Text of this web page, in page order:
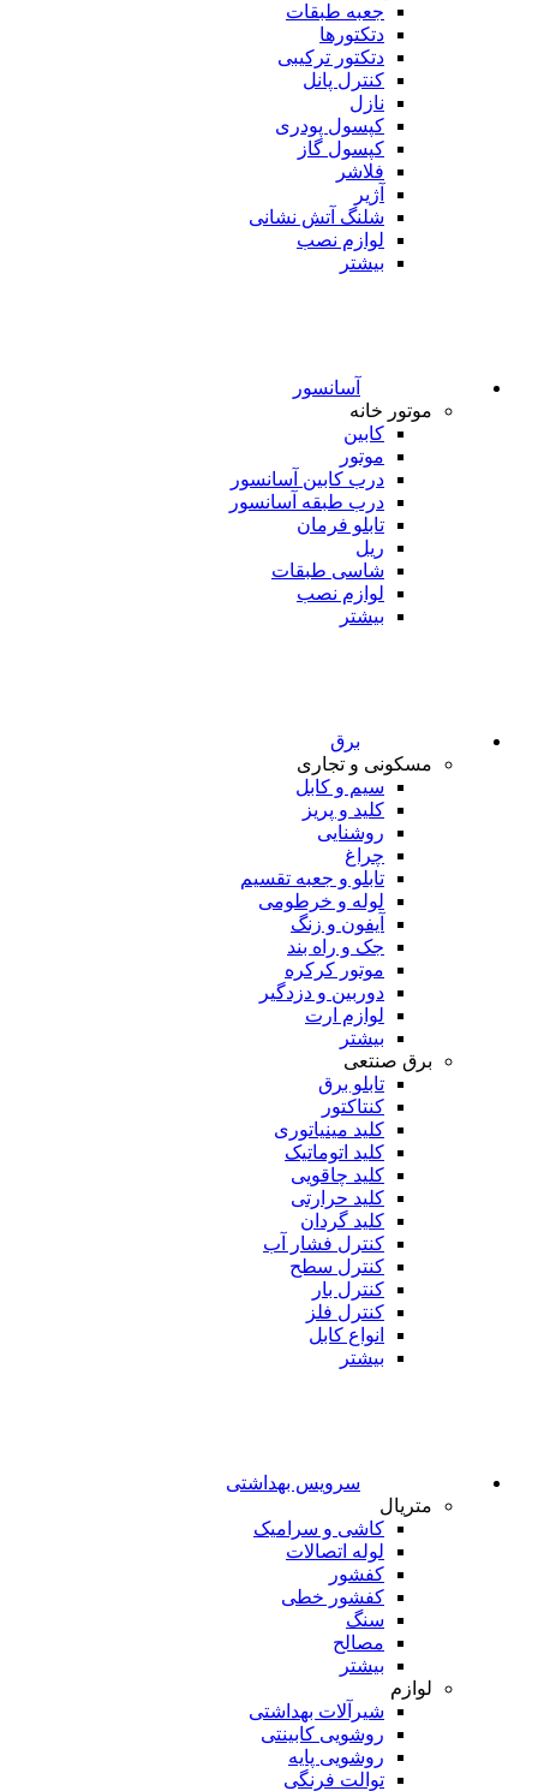
جعبه طبقات
دتکتورها
دتکتور ترکیبی
کنترل پانل
نازل
کپسول پودری
کپسول گاز
فلاشر
آژیر
شلنگ آتش نشانی
لوازم نصب
بیشتر
آسانسور
موتور خانه
کابین
موتور
درب کابین آسانسور
درب طبقه آسانسور
تابلو فرمان
ریل
شاسی طبقات
لوازم نصب
بیشتر
برق
مسکونی و تجاری
سیم و کابل
کلید و پریز
روشنایی
چراغ
تابلو و جعبه تقسیم
لوله و خرطومی
آیفون و زنگ
جک و راه بند
موتور کرکره
دوربین و دزدگیر
لوازم ارت
بیشتر
برق صنتعی
تابلو برق
کنتاکتور
کلید مینیاتوری
کلید اتوماتیک
کلید چاقویی
کلید حرارتی
کلید گردان
کنترل فشار آب
کنترل سطح
کنترل بار
کنترل فلز
انواع کابل
بیشتر
سرویس بهداشتی
متریال
کاشی و سرامیک
لوله اتصالات
کفشور
کفشور خطی
سنگ
مصالح
بیشتر
لوازم
شیرآلات بهداشتی
روشویی کابینتی
روشویی پایه
توالت فرنگی